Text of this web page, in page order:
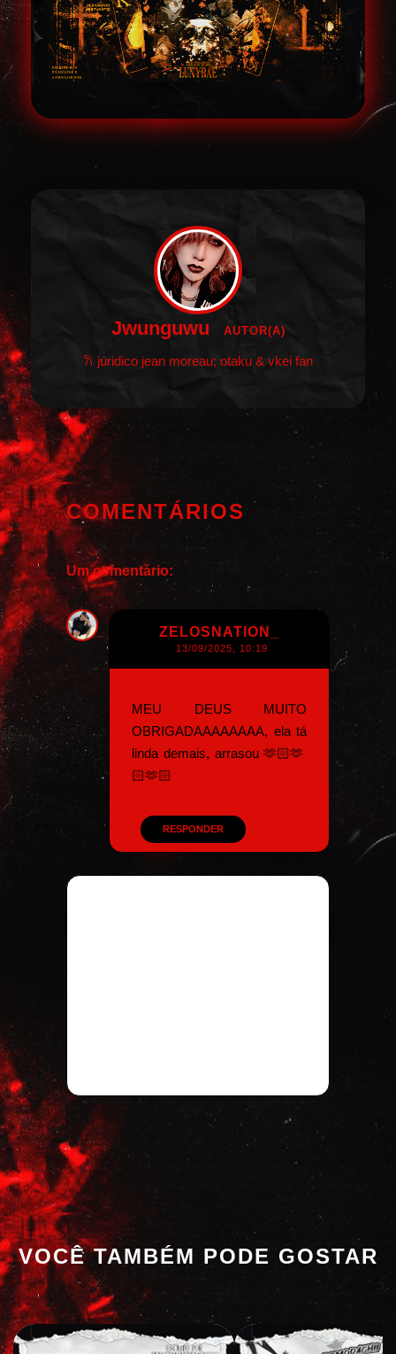
Jwunguwu AUTOR(A)
𐙚 júridico jean moreau; otaku & vkei fan
COMENTÁRIOS
Um comentário:
ZELOSNATION_
13/09/2025, 10:19
MEU DEUS MUITO
OBRIGADAAAAAAAA, ela tá
linda demais, arrasou 🫶🏻🫶
🏻🫶🏻
RESPONDER
VOCÊ TAMBÉM PODE GOSTAR